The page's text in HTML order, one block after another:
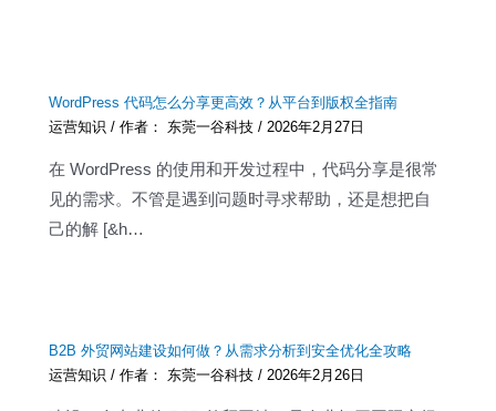
WordPress 代码怎么分享更高效？从平台到版权全指南
运营知识 / 作者： 东莞一谷科技/2026年2月27日
在 WordPress 的使用和开发过程中，代码分享是很常
见的需求。不管是遇到问题时寻求帮助，还是想把自
己的解 [&h…
B2B 外贸网站建设如何做？从需求分析到安全优化全攻略
运营知识 / 作者： 东莞一谷科技/2026年2月26日